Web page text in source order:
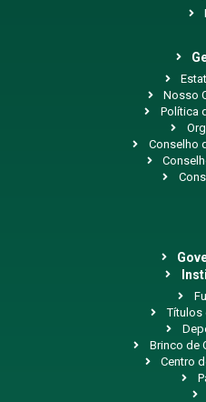
Nosso
Política
Conselho
Títulos
Brinco de
Centro